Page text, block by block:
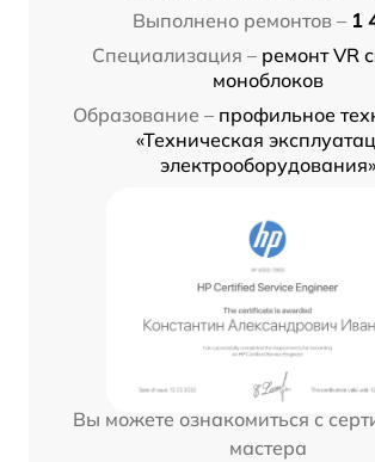
Выполнено ремонтов – 1
Специализация – ремонт VR
моноблоков
Образование – профильное
«Техническая
электрооборудования»
Вы можете ознакомиться с
мастера